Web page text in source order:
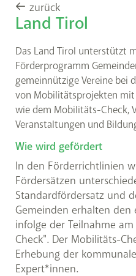
zurück
Land Tirol
Das Land Tirol unterstützt
Förderprogramm
gemeinnützige Vereine bei
von Mobilitätsprojekten
wie dem Mobilitäts-Check,
Veranstaltungen und
Wie wird gefördert
In den Förderrichtlinien
Fördersätzen
Standardfördersatz und
Gemeinden erhalten den
infolge der Teilnahme
Check". Der Mobilitäts-
Erhebung der
Expert*innen.